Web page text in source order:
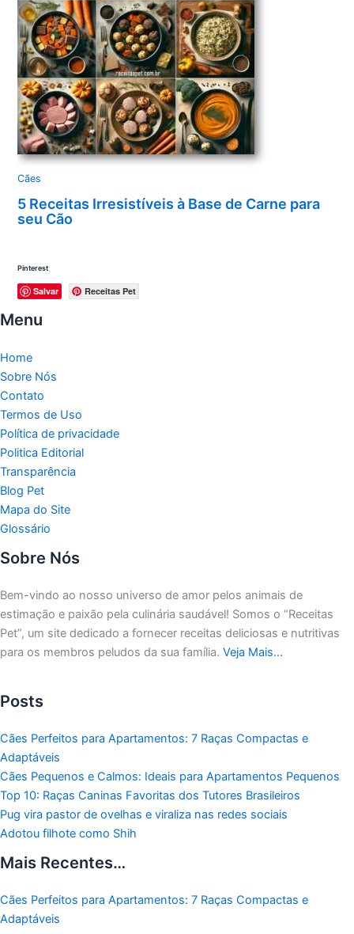
Cães
5 Receitas Irresistíveis à Base de Carne para
seu Cão
Pinterest
Salvar Receitas Pet
Menu
Home
Sobre Nós
Contato
Termos de Uso
Política de privacidade
Politica Editorial
Transparência
Blog Pet
Mapa do Site
Glossário
Sobre Nós
Bem-vindo ao nosso universo de amor pelos animais de
estimação e paixão pela culinária saudável! Somos o “Receitas
Pet”, um site dedicado a fornecer receitas deliciosas e nutritivas
para os membros peludos da sua família. Veja Mais…
Posts
Cães Perfeitos para Apartamentos: 7 Raças Compactas e
Adaptáveis
Cães Pequenos e Calmos: Ideais para Apartamentos Pequenos
Top 10: Raças Caninas Favoritas dos Tutores Brasileiros
Pug vira pastor de ovelhas e viraliza nas redes sociais
Adotou filhote como Shih
Mais Recentes…
Cães Perfeitos para Apartamentos: 7 Raças Compactas e
Adaptáveis